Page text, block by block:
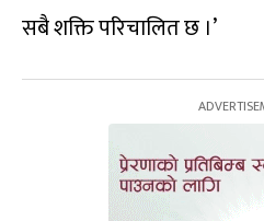
सबै शक्ति परिचालित छ ।’